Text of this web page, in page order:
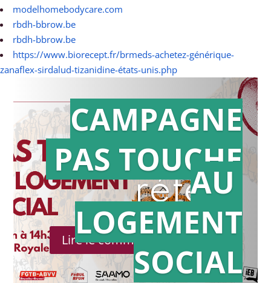
modelhomebodycare.com
rbdh-bbrow.be
rbdh-bbrow.be
https://www.biorecept.fr/brmeds-achetez-générique-
zanaflex-sirdalud-tizanidine-états-unis.php
Action en
référé
Lire le communiqué de presse
CAMPAGNE
PAS TOUCHE
AU
LOGEMENT
SOCIAL